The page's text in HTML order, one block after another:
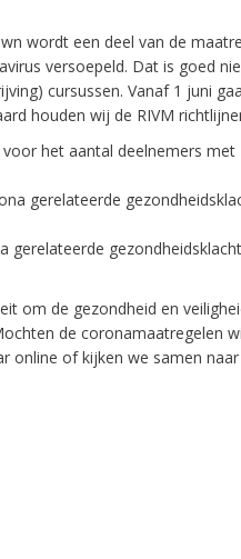
wordt een deel van de
versoepeld. Dat is goed
cursussen. Vanaf 1 juni
houden wij de RIVM
het aantal deelnemers
gerelateerde
gerelateerde
om de gezondheid en
de coronamaatregelen
online of kijken we samen